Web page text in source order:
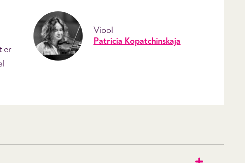
er
Viool
Patricia Kopatchinskaja